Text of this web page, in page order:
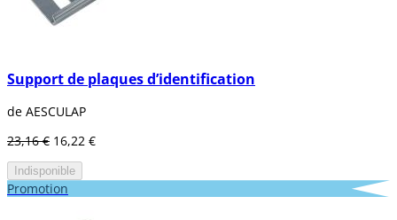
Support de plaques d’identification
de AESCULAP
23,16 € 16,22 €
Indisponible
Promotion